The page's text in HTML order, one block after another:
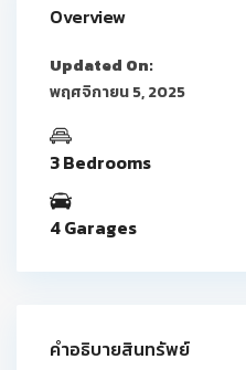
Overview
Updated On:
พฤศจิกายน 5, 2025
3 Bedrooms
4 Garages
คำอธิบายสินทรัพย์